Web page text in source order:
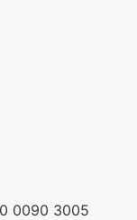
0090 3005